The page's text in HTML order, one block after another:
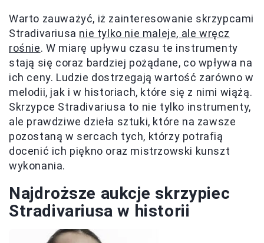
Warto zauważyć, iż zainteresowanie skrzypcami
Stradivariusa nie tylko nie maleje, ale wręcz
rośnie. W miarę upływu czasu te instrumenty
stają się coraz bardziej pożądane, co wpływa na
ich ceny. Ludzie dostrzegają wartość zarówno w
melodii, jak i w historiach, które się z nimi wiążą.
Skrzypce Stradivariusa to nie tylko instrumenty,
ale prawdziwe dzieła sztuki, które na zawsze
pozostaną w sercach tych, którzy potrafią
docenić ich piękno oraz mistrzowski kunszt
wykonania.
Najdroższe aukcje skrzypiec
Stradivariusa w historii